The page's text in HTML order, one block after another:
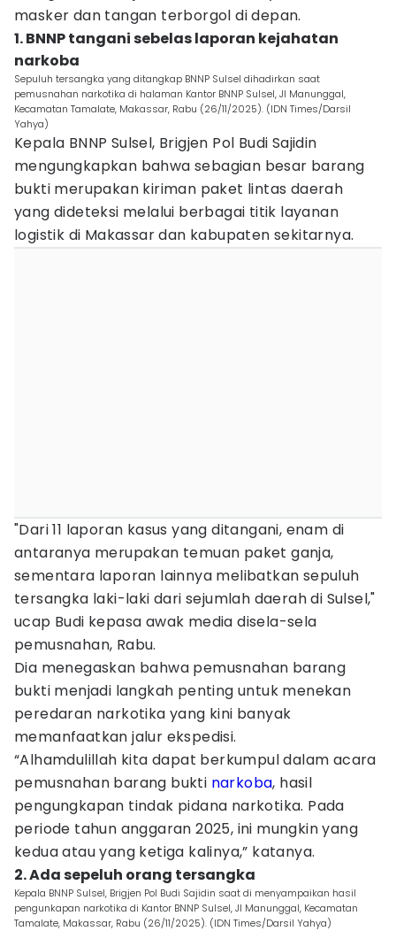
masker dan tangan terborgol di depan.
1. BNNP tangani sebelas laporan kejahatan
narkoba
Sepuluh tersangka yang ditangkap BNNP Sulsel dihadirkan saat
pemusnahan narkotika di halaman Kantor BNNP Sulsel, Jl Manunggal,
Kecamatan Tamalate, Makassar, Rabu (26/11/2025). (IDN Times/Darsil
Yahya)
Kepala BNNP Sulsel, Brigjen Pol Budi Sajidin
mengungkapkan bahwa sebagian besar barang
bukti merupakan kiriman paket lintas daerah
yang dideteksi melalui berbagai titik layanan
logistik di Makassar dan kabupaten sekitarnya.
"Dari 11 laporan kasus yang ditangani, enam di
antaranya merupakan temuan paket ganja,
sementara laporan lainnya melibatkan sepuluh
tersangka laki-laki dari sejumlah daerah di Sulsel,"
ucap Budi kepasa awak media disela-sela
pemusnahan, Rabu.
Dia menegaskan bahwa pemusnahan barang
bukti menjadi langkah penting untuk menekan
peredaran narkotika yang kini banyak
memanfaatkan jalur ekspedisi.
“Alhamdulillah kita dapat berkumpul dalam acara
pemusnahan barang bukti narkoba, hasil
pengungkapan tindak pidana narkotika. Pada
periode tahun anggaran 2025, ini mungkin yang
kedua atau yang ketiga kalinya,” katanya.
2. Ada sepeluh orang tersangka
Kepala BNNP Sulsel, Brigjen Pol Budi Sajidin saat di menyampaikan hasil
pengunkapan narkotika di Kantor BNNP Sulsel, Jl Manunggal, Kecamatan
Tamalate, Makassar, Rabu (26/11/2025). (IDN Times/Darsil Yahya)